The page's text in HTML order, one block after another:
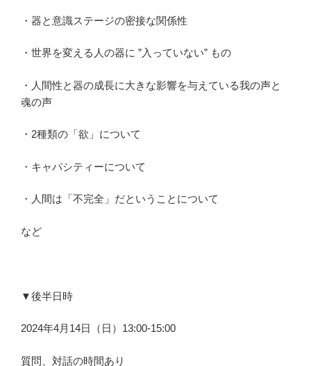
・器と意識ステージの密接な関係性
・世界を変える人の器に ”入っていない” もの
・人間性と器の成長に大きな影響を与えている我の声と
魂の声
・2種類の「欲」について
・キャパシティーについて
・人間は「不完全」だということについて
など
▼後半日時
2024年4月14日（日）13:00-15:00
質問、対話の時間あり